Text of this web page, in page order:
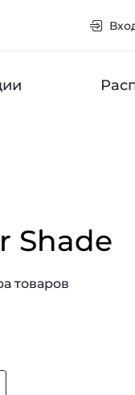
Shade
товаров